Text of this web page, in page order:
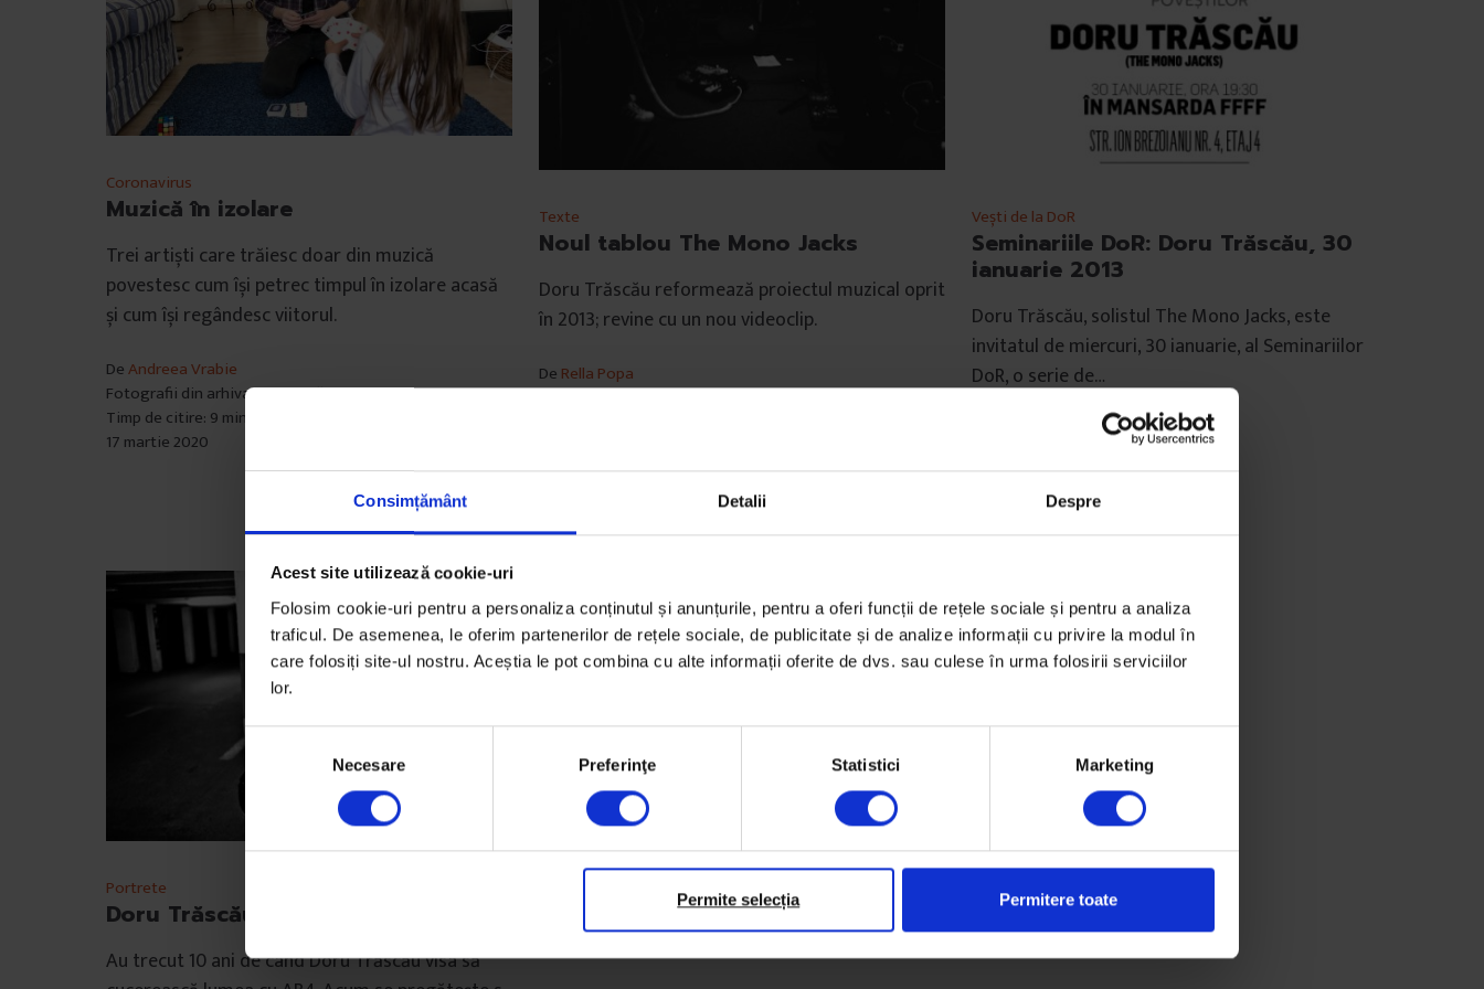
Consimțământ Detalii Despre
Acest site utilizează cookie-uri
Folosim cookie-uri pentru a personaliza conținutul și anunțurile, pentru a oferi funcții de rețele sociale și pentru a analiza
traficul. De asemenea, le oferim partenerilor de rețele sociale, de publicitate și de analize informații cu privire la modul în
care folosiți site-ul nostru. Aceștia le pot combina cu alte informații oferite de dvs. sau culese în urma folosirii serviciilor
lor.
e
c
a
c
Necesare Preferinţe Statistici Marketing
Permite selecția Permitere toate
Coronavirus
Muzică în izolare
Trei artiști care trăiesc doar din muzică
povestesc cum își petrec timpul în izolare acasă
și cum își regândesc viitorul.
DeAndreea Vrabie
Fotografii din arhiva personală
Timp de citire: 9 minute
17 martie 2020
Texte
Noul tablou The Mono Jacks
Doru Trăscău reformează proiectul muzical oprit
în 2013; revine cu un nou videoclip.
De Rella Popa
Timp de citire: 3 minute
Vești de la DoR
Seminariile DoR: Doru Trăscău, 30
ianuarie 2013
Doru Trăscău, solistul The Mono Jacks, este
invitatul de miercuri, 30 ianuarie, al Seminariilor
DoR, o serie de…
22 ianuarie 2013
Portrete
Doru Trăscău: Cum ar fi
Au trecut 10 ani de când Doru Trăscău visa să